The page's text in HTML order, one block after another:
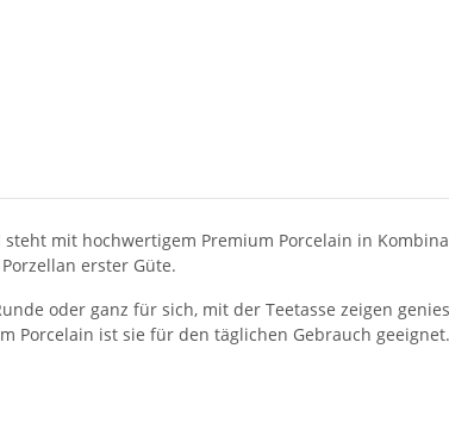
mit hochwertigem Premium Porcelain in
erster Güte.
oder ganz für sich, mit der Teetasse zeigen
Porcelain ist sie für den täglichen Gebrauch